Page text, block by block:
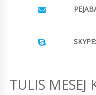
SKYPE:
TULIS MESEJ